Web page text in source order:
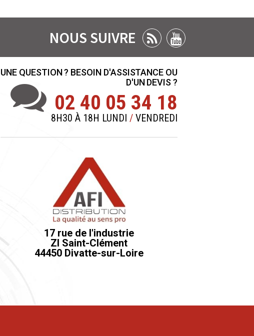
NOUS SUIVRE
UNE QUESTION ? BESOIN D'ASSISTANCE OU
D'UN DEVIS ?
02 40 05 34 18
8H30 À 18H LUNDI / VENDREDI
17 rue de l'industrie
ZI Saint-Clément
44450 Divatte-sur-Loire